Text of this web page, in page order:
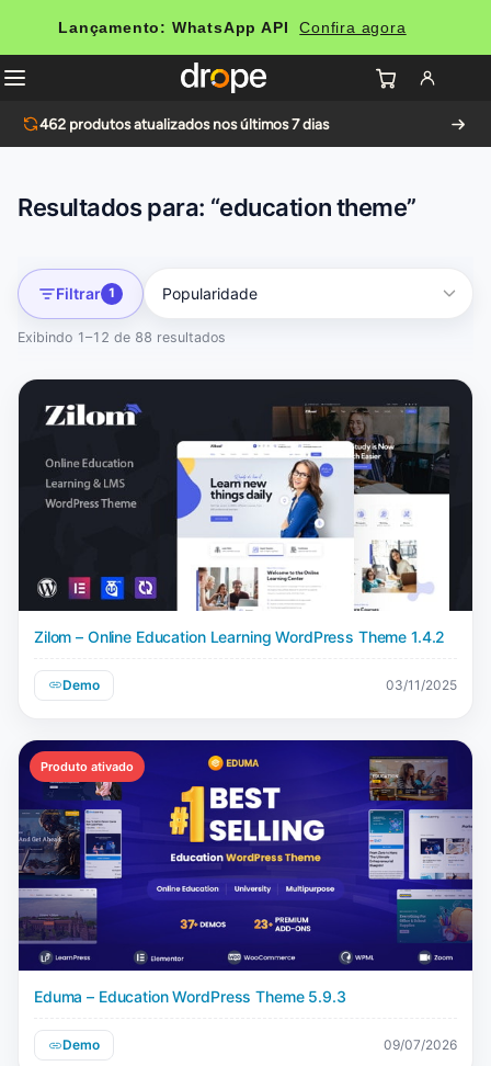
Lançamento: WhatsApp API Confira agora
462 produtos atualizados nos últimos 7 dias
Resultados para: “education theme”
Filtrar 1
Exibindo 1–12 de 88 resultados
Zilom – Online Education Learning WordPress Theme 1.4.2
Demo 03/11/2025
Produto ativado
Eduma – Education WordPress Theme 5.9.3
Demo 09/07/2026